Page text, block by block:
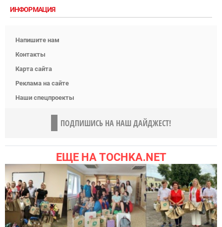
ИНФОРМАЦИЯ
Напишите нам
Контакты
Карта сайта
Реклама на сайте
Наши спецпроекты
ПОДПИШИСЬ НА НАШ ДАЙДЖЕСТ!
ЕЩЕ НА TOCHKA.NET